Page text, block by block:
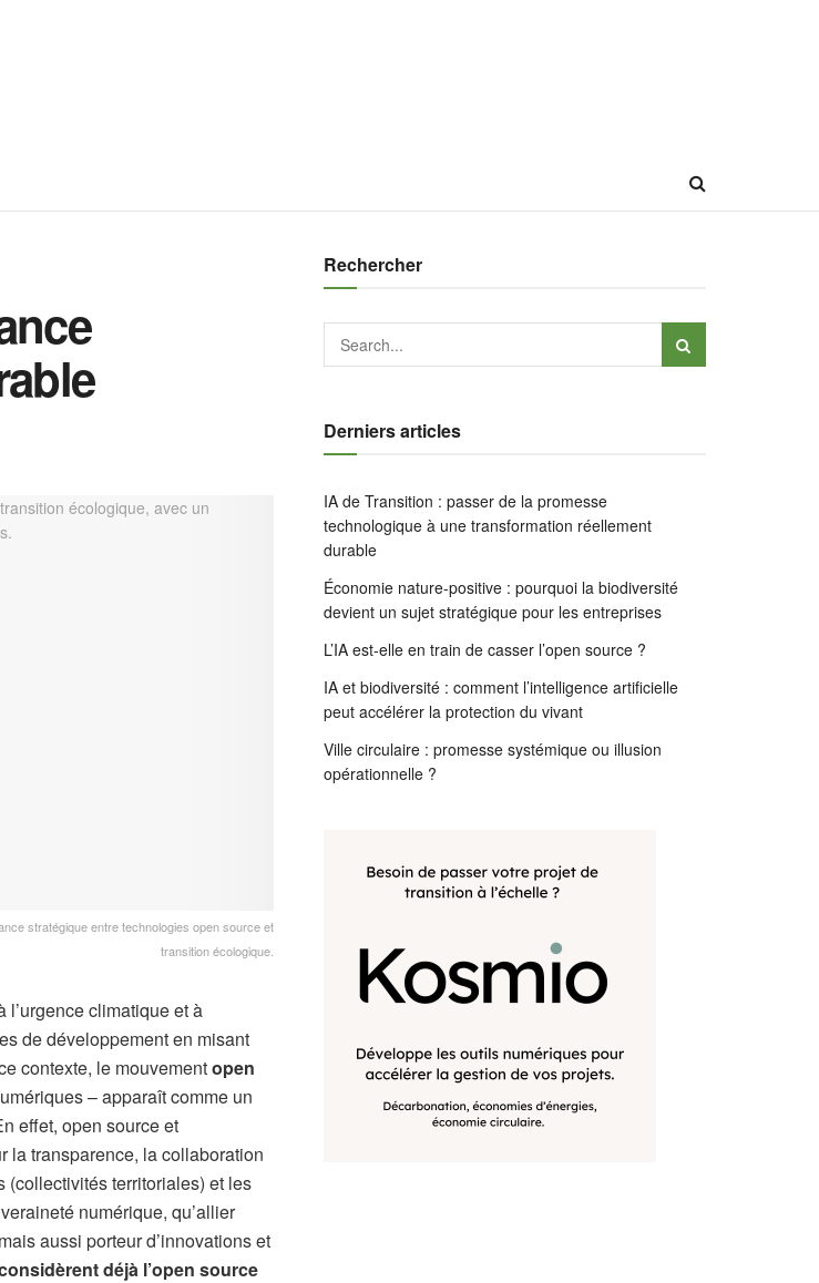
stratégique entre technologies open source et
transition écologique.
l’urgence climatique et à
de développement en misant
contexte, le mouvementopen
– apparaît comme un
effet, open source et
la transparence, la collaboration
(collectivités territoriales) et les
numérique, qu’allier
aussi porteur d’innovations et
déjà l’open source
Rechercher
Derniers articles
IA de Transition : passer de la promesse
technologique à une transformation réellement
durable
Économie nature-positive : pourquoi la biodiversité
devient un sujet stratégique pour les entreprises
L’IA est-elle en train de casser l’open source ?
IA et biodiversité : comment l’intelligence artificielle
peut accélérer la protection du vivant
Ville circulaire : promesse systémique ou illusion
opérationnelle ?